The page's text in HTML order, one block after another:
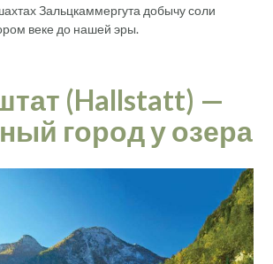
Зальцкаммергута добычу соли
веке до нашей эры.
(Hallstatt) —
город у озера